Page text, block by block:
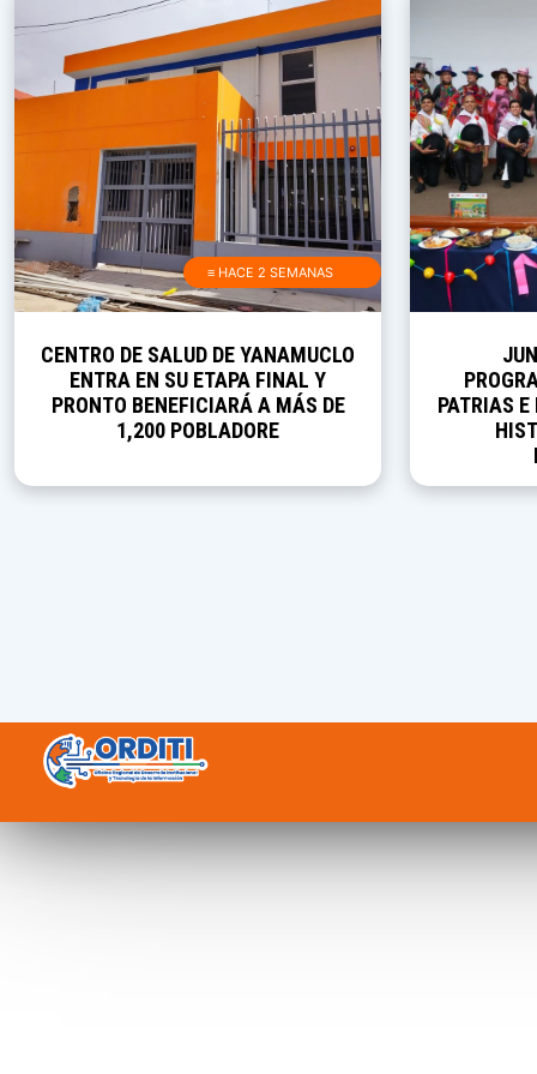
≡ HACE 2 SEMANAS
CENTRO DE SALUD DE YANAMUCLO
ENTRA EN SU ETAPA FINAL Y
PRONTO BENEFICIARÁ A MÁS DE
1,200 POBLADORE
PATRIAS